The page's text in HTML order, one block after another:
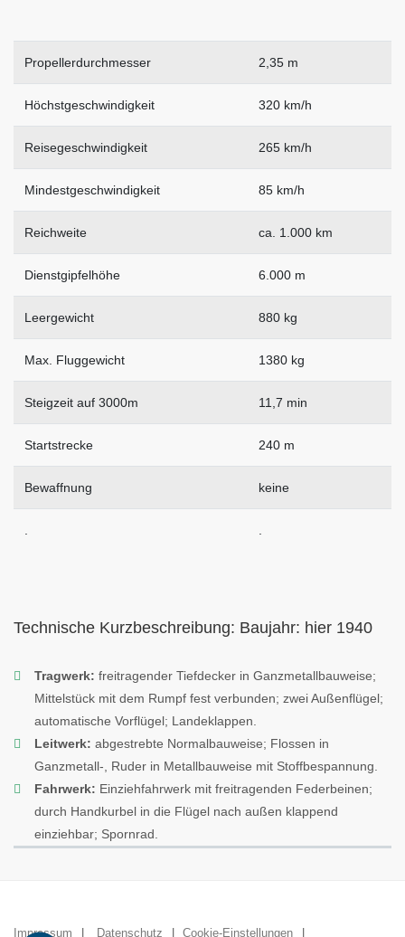
Propellerdurchmesser 2,35 m
Höchstgeschwindigkeit 320 km/h
Reisegeschwindigkeit 265 km/h
Mindestgeschwindigkeit 85 km/h
Reichweite ca. 1.000 km
Dienstgipfelhöhe 6.000 m
Leergewicht 880 kg
Max. Fluggewicht 1380 kg
Steigzeit auf 3000m 11,7 min
Startstrecke 240 m
Bewaffnung keine
. .
Technische Kurzbeschreibung: Baujahr: hier 1940
Tragwerk: freitragender Tiefdecker in Ganzmetallbauweise;
Mittelstück mit dem Rumpf fest verbunden; zwei Außenflügel;
automatische Vorflügel; Landeklappen.
Leitwerk: abgestrebte Normalbauweise; Flossen in
Ganzmetall-, Ruder in Metallbauweise mit Stoffbespannung.
Fahrwerk: Einziehfahrwerk mit freitragenden Federbeinen;
durch Handkurbel in die Flügel nach außen klappend
einziehbar; Spornrad.
Impressum Datenschutz Cookie-Einstellungen